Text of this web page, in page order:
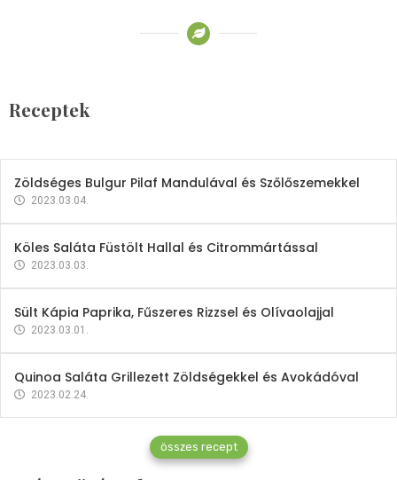
Receptek
2023.03.06.
Zöldséges Bulgur Pilaf Mandulával és Szőlőszemekkel
2023.03.04.
Köles Saláta Füstölt Hallal és Citrommártással
2023.03.03.
Sült Kápia Paprika, Fűszeres Rizzsel és Olívaolajjal
2023.03.01.
Quinoa Saláta Grillezett Zöldségekkel és Avokádóval
2023.02.24.
összes recept
Gyógynövények
Mindent a petrezselyemről